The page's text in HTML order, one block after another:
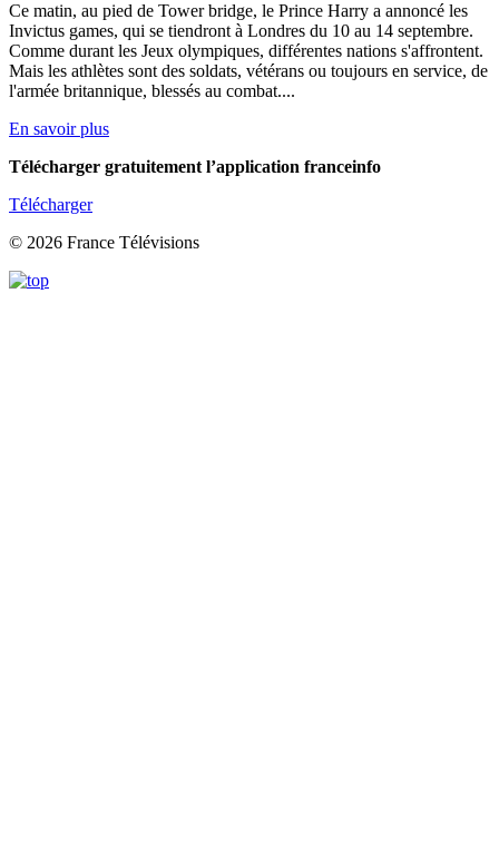
Ce matin, au pied de Tower bridge, le Prince Harry a annoncé les
Invictus games, qui se tiendront à Londres du 10 au 14 septembre.
Comme durant les Jeux olympiques, différentes nations s'affrontent.
Mais les athlètes sont des soldats, vétérans ou toujours en service, de
l'armée britannique, blessés au combat....
En savoir plus
Télécharger gratuitement l’application franceinfo
Télécharger
© 2026 France Télévisions